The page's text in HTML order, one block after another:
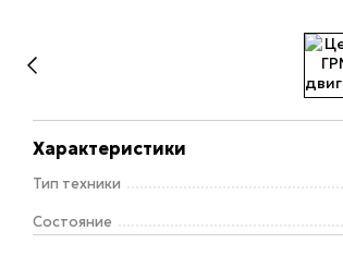
Характеристики
Тип техники
Состояние